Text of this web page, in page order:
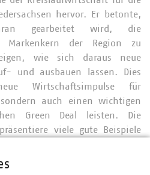
hervor. Er betonte,
gearbeitet wird, die
Markenkern der Region zu
wie sich daraus neue
und ausbauen lassen. Dies
Wirtschaftsimpulse für
auch einen wichtigen
Green Deal leisten. Die
viele gute Beispiele
Rohstoffe aus alten